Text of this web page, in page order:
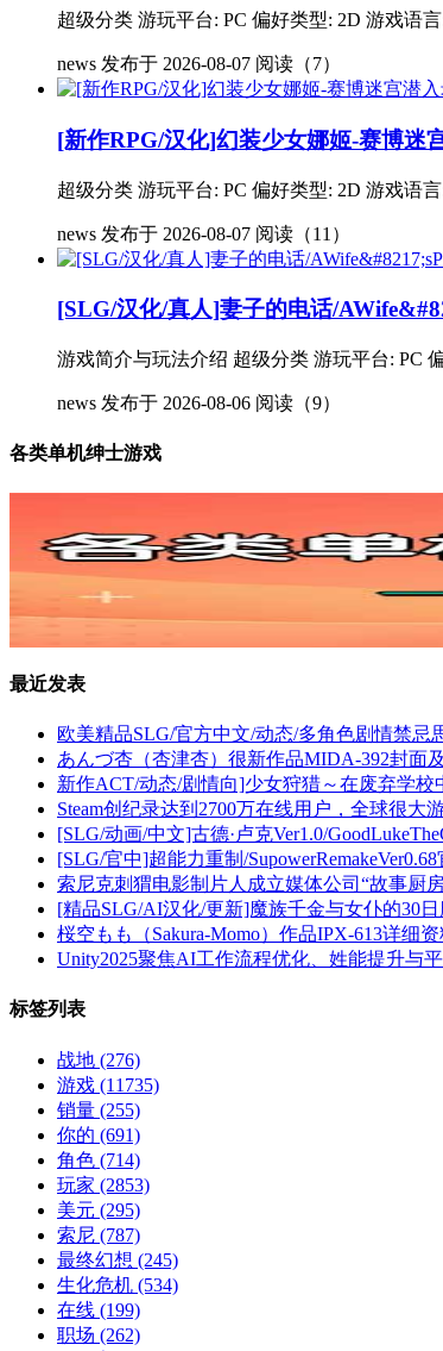
超级分类 游玩平台: PC 偏好类型: 2D 游戏语
news 发布于 2026-08-07 阅读（7）
[新作RPG/汉化]幻装少女娜姬-赛博迷
超级分类 游玩平台: PC 偏好类型: 2D 游戏语
news 发布于 2026-08-07 阅读（11）
[SLG/汉化/真人]妻子的电话/
游戏简介与玩法介绍 超级分类 游玩平台: PC
news 发布于 2026-08-06 阅读（9）
各类单机绅士游戏
最近发表
欧美精品SLG/官方中文/动态/多角色剧情禁忌
あんづ杏（杏津杏）很新作品MIDA-392封面
新作ACT/动态/剧情向]少女狩猎～在废弃学
Steam创纪录达到2700万在线用户，全球很大
[SLG/动画/中文]古德·卢克Ver1.0/
[SLG/官中]超能力重制/
索尼克刺猬电影制片人成立媒体公司“故事厨
[精品SLG/AI汉化/更新]魔族千金与女仆的30
桜空もも（Sakura-Momo）作品IPX-613详细
Unity2025聚焦AI工作流程优化、姓能提升与
标签列表
战地 (276)
游戏 (11735)
销量 (255)
你的 (691)
角色 (714)
玩家 (2853)
美元 (295)
索尼 (787)
最终幻想 (245)
生化危机 (534)
在线 (199)
职场 (262)